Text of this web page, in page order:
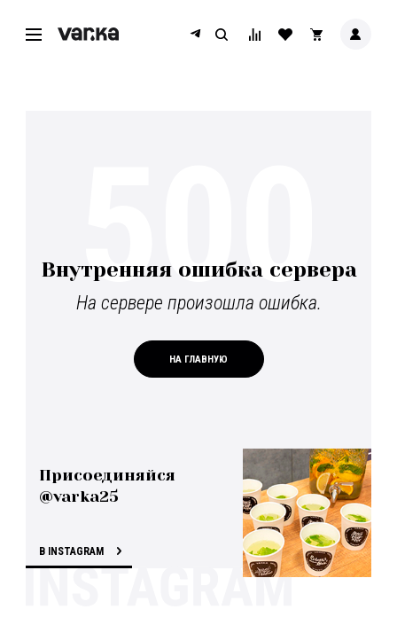
Внутренняя ошибка сервера
На сервере произошла ошибка.
НА ГЛАВНУЮ
500
Присоединяйся
@varka25
В INSTAGRAM